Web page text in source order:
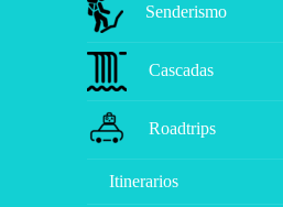
Senderismo
Cascadas
Roadtrips
Itinerarios